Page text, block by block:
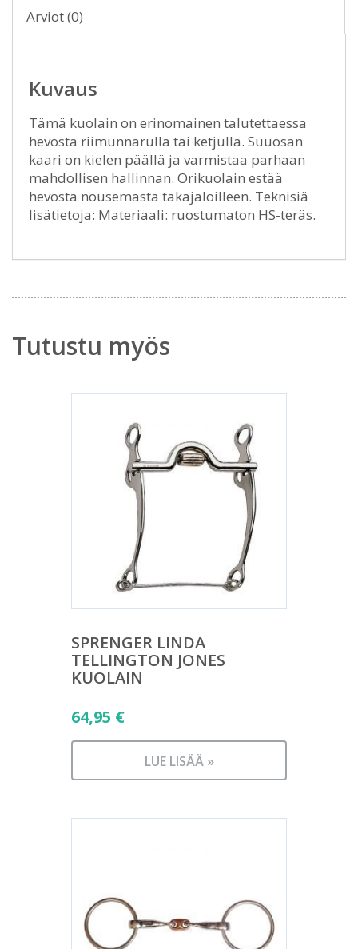
Arviot (0)
Kuvaus
Tämä kuolain on erinomainen talutettaessa
hevosta riimunnarulla tai ketjulla. Suuosan
kaari on kielen päällä ja varmistaa parhaan
mahdollisen hallinnan. Orikuolain estää
hevosta nousemasta takajaloilleen. Teknisiä
lisätietoja: Materiaali: ruostumaton HS-teräs.
Tutustu myös
SPRENGER LINDA
TELLINGTON JONES
KUOLAIN
64,95 €
LUE LISÄÄ »